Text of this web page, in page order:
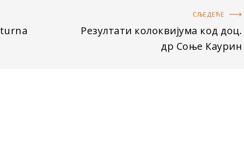
СЉЕДЕЋE
Резултати колоквијума код доц.
др Соње Каурин